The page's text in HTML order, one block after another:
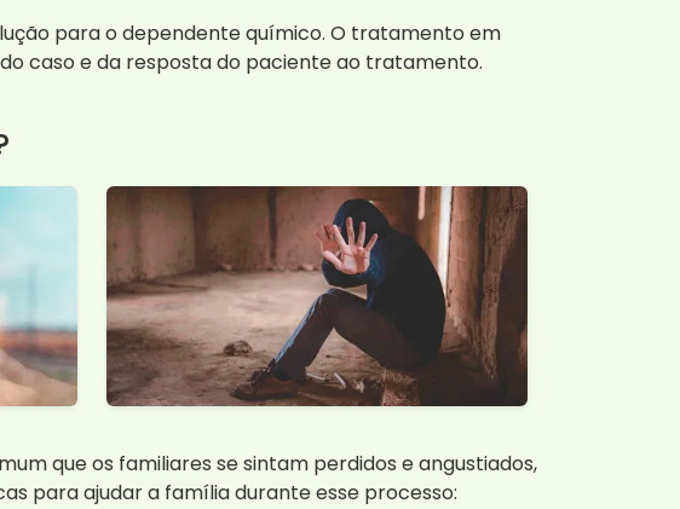
para o dependente químico. O tratamento em
caso e da resposta do paciente ao tratamento.
que os familiares se sintam perdidos e angustiados,
para ajudar a família durante esse processo: